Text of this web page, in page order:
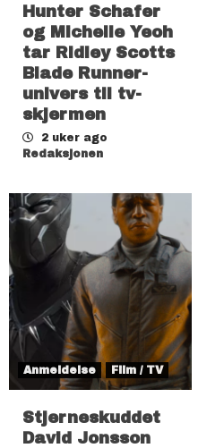
Hunter Schafer
og Michelle Yeoh
tar Ridley Scotts
Blade Runner-
univers til tv-
skjermen
2 uker ago
Redaksjonen
Anmeldelse Film / TV
Stjerneskuddet
David Jonsson